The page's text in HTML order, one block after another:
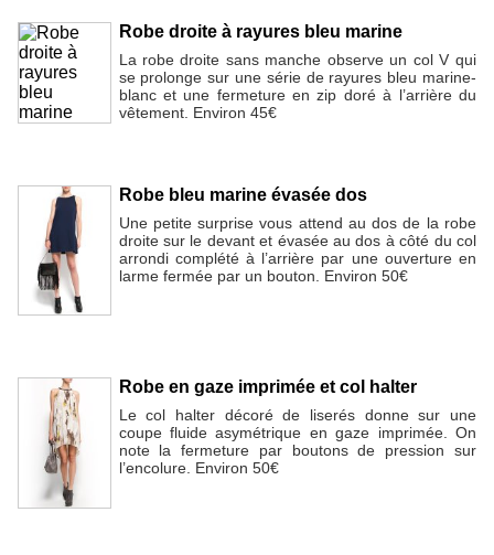
Robe droite à rayures bleu marine
La robe droite sans manche observe un col V qui
se prolonge sur une série de rayures bleu marine-
blanc et une fermeture en zip doré à l’arrière du
vêtement. Environ 45€
Robe bleu marine évasée dos
Une petite surprise vous attend au dos de la robe
droite sur le devant et évasée au dos à côté du col
arrondi complété à l’arrière par une ouverture en
larme fermée par un bouton. Environ 50€
Robe en gaze imprimée et col halter
Le col halter décoré de liserés donne sur une
coupe fluide asymétrique en gaze imprimée. On
note la fermeture par boutons de pression sur
l’encolure. Environ 50€